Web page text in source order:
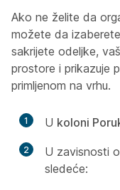
Ako ne želite da
možete da
sakrijete odeljke,
prostore i prikazuje
primljenom na vrhu.
1 U koloni
2
U zavisnosti
sledeće: